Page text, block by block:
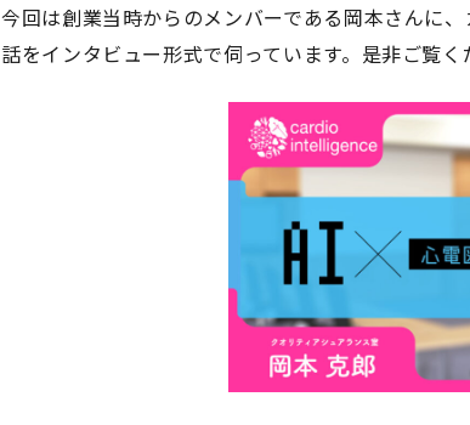
今回は創業当時からのメンバーである岡本さんに
話をインタビュー形式で伺っています。是非ご覧く